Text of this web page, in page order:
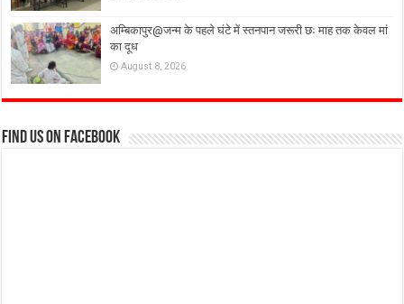
अम्बिकापुर@जन्म के पहले घंटे में स्तनपान जरूरी छः माह तक केवल मां
का दूध
August 8, 2026
Find us on Facebook